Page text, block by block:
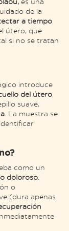
de la
a tiempo
útero, que
si no se tratan
introduce
del útero
suave,
. La muestra se
como un
doloroso.
o
(dura apenas